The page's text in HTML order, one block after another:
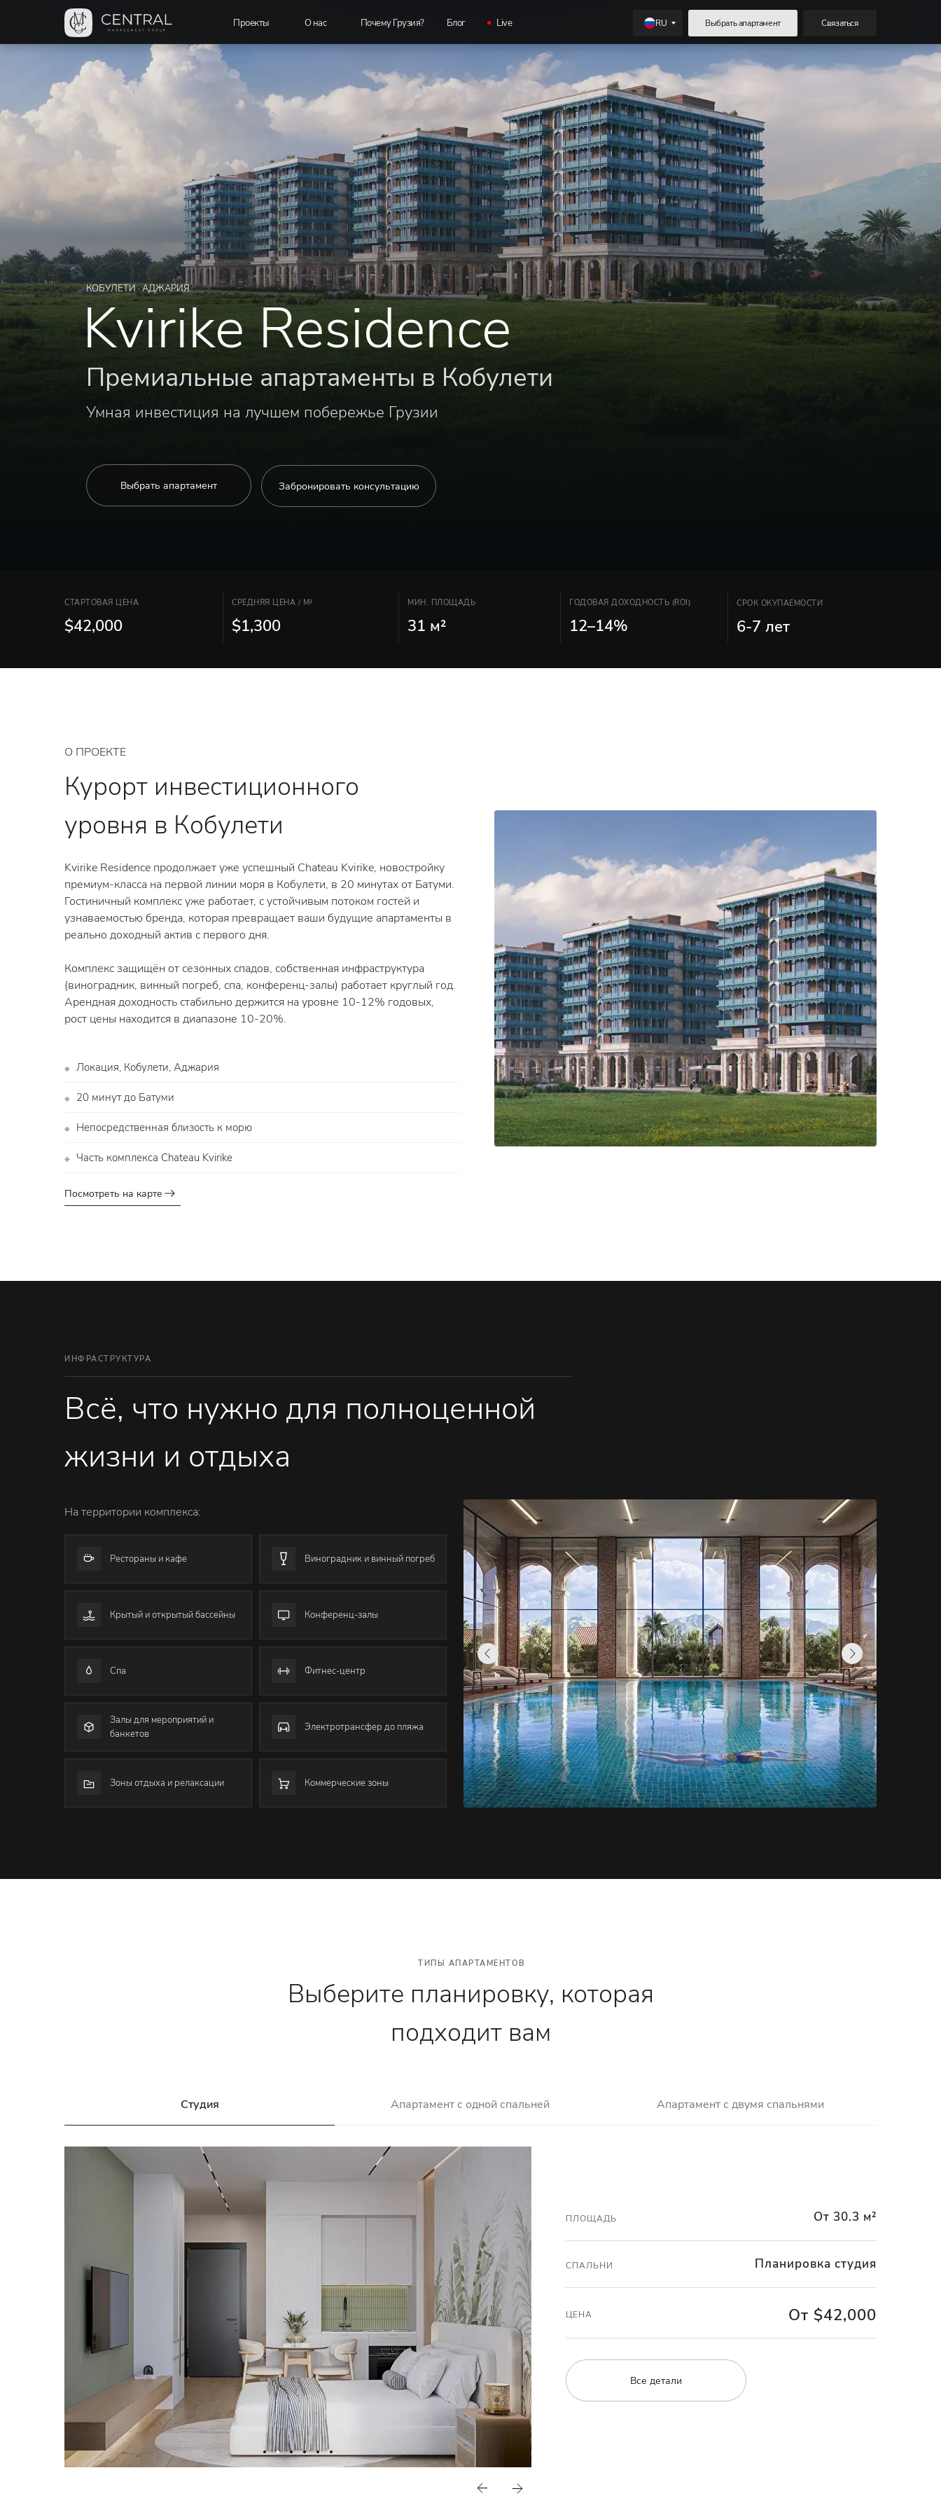
Блог
Почему Грузия?
О нас
Проекты Live Связаться
Выбрать апартамент
RU
КОБУЛЕТИ · АДЖАРИЯ
Умная инвестиция на лучшем побережье Грузии
Премиальные апартаменты в Кобулети
Kvirike Residence
Забронировать консультацию
Выбрать апартамент
$1,300
СРЕДНЯЯ ЦЕНА / M²
31 м²
МИН. ПЛОЩАДЬ
6-7 лет
СРОК ОКУПАЕМОСТИ
12–14%
ГОДОВАЯ ДОХОДНОСТЬ (ROI)
$42,000
СТАРТОВАЯ ЦЕНА
Часть комплекса Chateau Kvirike
◆
Непосредственная близость к морю
◆
20 минут до Батуми
◆
Локация, Кобулети, Аджария
◆
Kvirike Residence продолжает уже успешный Chateau Kvirike, новостройку
премиум-класса на первой линии моря в Кобулети, в 20 минутах от Батуми.
Гостиничный комплекс уже работает, с устойчивым потоком гостей и
узнаваемостью бренда, которая превращает ваши будущие апартаменты в
реально доходный актив с первого дня.
Комплекс защищён от сезонных спадов, собственная инфраструктура
(виноградник, винный погреб, спа, конференц-залы) работает круглый год.
Арендная доходность стабильно держится на уровне 10-12% годовых,
рост цены находится в диапазоне 10-20%.
О ПРОЕКТЕ
Курорт инвестиционного
уровня в Кобулети
Посмотреть на карте
На территории комплекса:
ИНФРАСТРУКТУРА
Всё, что нужно для полноценной
жизни и отдыха
Коммерческие зоны
Крытый и открытый бассейны Конференц-залы
Спа Фитнес-центр
Залы для мероприятий и
банкетов
Электротрансфер до пляжа
Зоны отдыха и релаксации
Виноградник и винный погреб
Рестораны и кафе
ТИПЫ АПАРТАМЕНТОВ
Выберите планировку, которая
подходит вам
Студия Апартамент с одной спальней Апартамент с двумя спальнями
От $42,000
ЦЕНА
Планировка студия
СПАЛЬНИ
От 30.3 м²
ПЛОЩАДЬ
Все детали